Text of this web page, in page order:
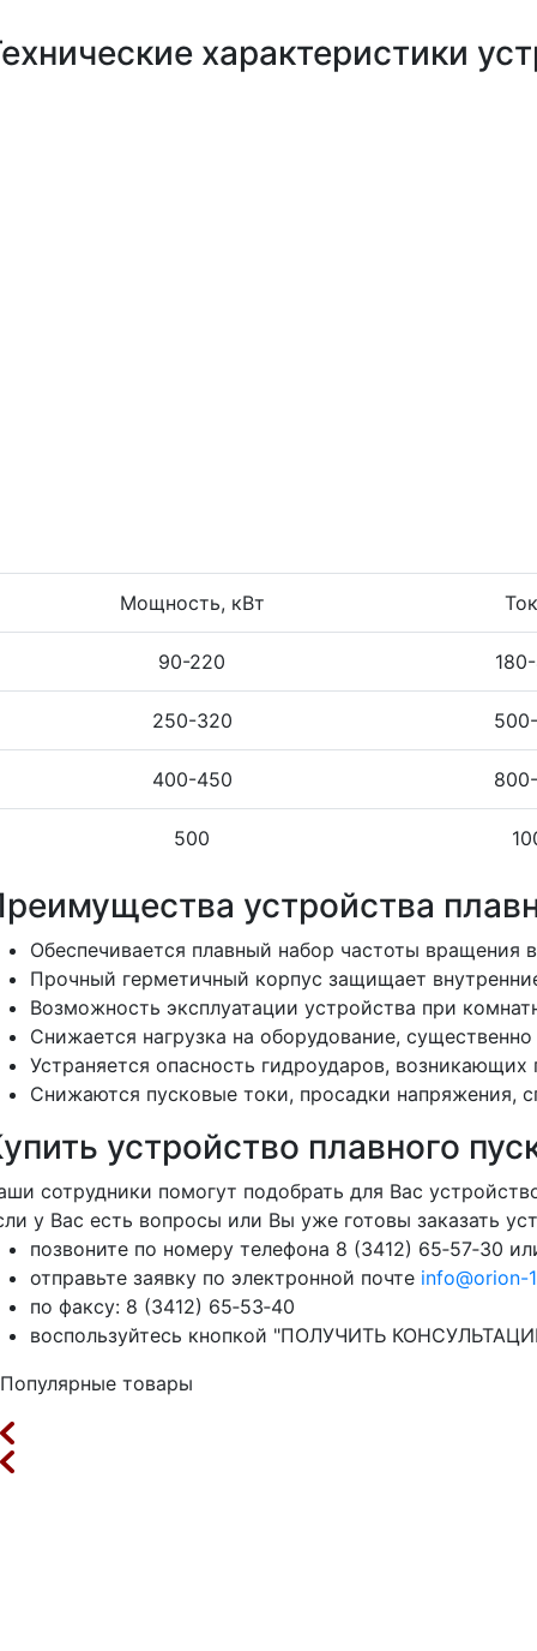
характеристики
Мощность, кВт
90-220
250-320
400-450
500
устройства
Обеспечивается плавный набор частоты вращения
Прочный герметичный корпус защищает
Возможность эксплуатации устройства при
Снижается нагрузка на оборудование,
Устраняется опасность гидроударов,
Снижаются пусковые токи, просадки напряжения,
устройство плавного
сотрудники помогут подобрать для Вас
у Вас есть вопросы или Вы уже готовы заказать
позвоните по номеру телефона 8 (3412) 65‑57‑30
отправьте заявку по электронной почте info@orion-
по факсу: 8 (3412) 65‑53‑40
воспользуйтесь кнопкой "ПОЛУЧИТЬ
Популярные товары